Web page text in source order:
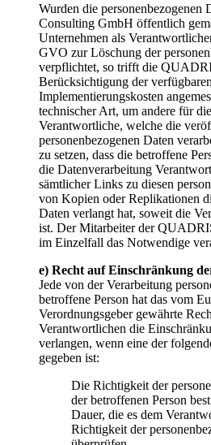
Wurden die
Consulting GmbH öffentlich
Unternehmen als
GVO zur Löschung der
verpflichtet, so trifft die
Berücksichtigung der
Implementierungskosten
technischer Art, um andere für
Verantwortliche, welche die
personenbezogenen Daten
zu setzen, dass die betroffene
die Datenverarbeitung
sämtlicher Links zu diesen
von Kopien oder Replikationen
Daten verlangt hat, soweit die
ist. Der Mitarbeiter der
im Einzelfall das Notwendige
e) Recht auf Einschränkung
Jede von der Verarbeitung
betroffene Person hat das vom
Verordnungsgeber gewährte
Verantwortlichen die
verlangen, wenn eine der
gegeben ist:
Die Richtigkeit der
der betroffenen Person
Dauer, die es dem
Richtigkeit der